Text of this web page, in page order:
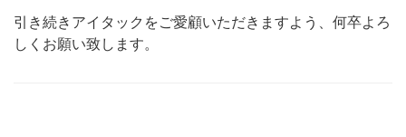
引き続きアイタックをご愛顧いただきますよう、何卒よろ
しくお願い致します。